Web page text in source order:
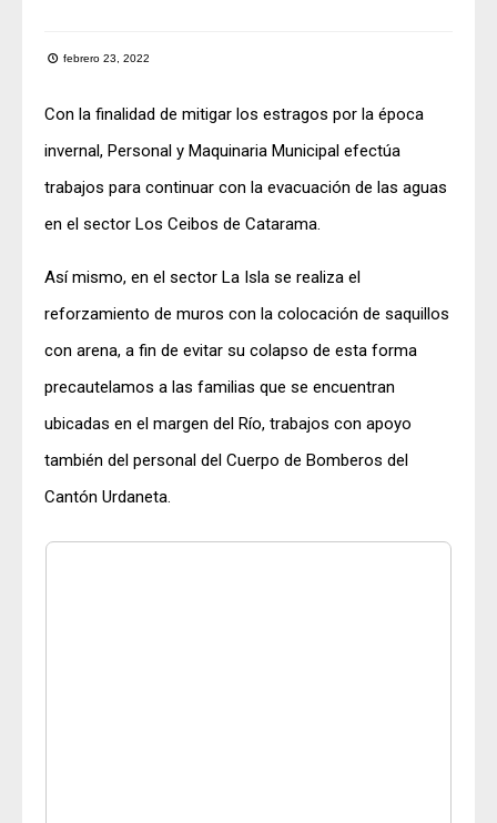
febrero 23, 2022
Con la finalidad de mitigar los estragos por la época
invernal, Personal y Maquinaria Municipal efectúa
trabajos para continuar con la evacuación de las aguas
en el sector Los Ceibos de Catarama.
Así mismo, en el sector La Isla se realiza el
reforzamiento de muros con la colocación de saquillos
con arena, a fin de evitar su colapso de esta forma
precautelamos a las familias que se encuentran
ubicadas en el margen del Río, trabajos con apoyo
también del personal del Cuerpo de Bomberos del
Cantón Urdaneta.